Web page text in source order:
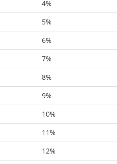
4%
5%
6%
7%
8%
9%
10%
11%
12%